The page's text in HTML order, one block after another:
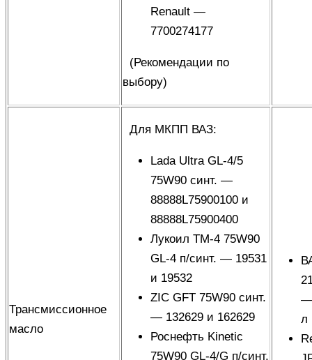
Renault —
7700274177
(Рекомендации по
выбору)
Трансмиссионное
масло
Для МКПП ВАЗ:
Lada Ultra GL-4/5
75W90 синт. —
88888L75900100 и
88888L75900400
Лукоил ТМ-4 75W90
GL-4 п/синт. — 19531
и 19532
ZIC GFT 75W90 синт.
— 132629 и 162629
Роснефть Kinetic
75W90 GL-4/G п/синт.
—
л